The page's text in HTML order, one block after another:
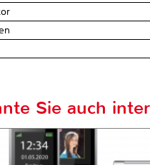
Sie auch